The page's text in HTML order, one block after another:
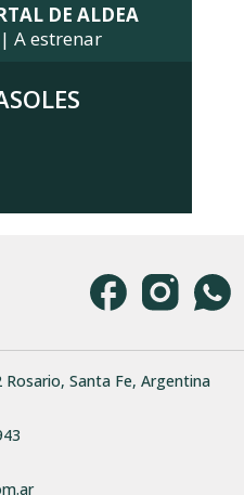
DE ALDEA
A estrenar
Santa Fe, Argentina